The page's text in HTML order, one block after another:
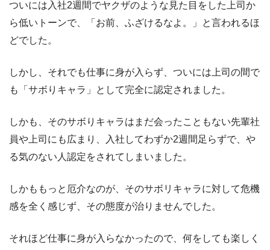
ついには入社2週間でヤクザのような見た目をした上司か
ら低いトーンで、「お前、ふざけるなよ。」と言われるほ
どでした。
しかし、それでも仕事に身が入らず、ついには上司の間で
も「サボりキャラ」として完全に認定されました。
しかも、そのサボりキャラはまだ会ったこともない先輩社
員や上司にも広まり、入社してわずか2週間足らずで、や
る気のない人認定をされてしまいました。
しかももっと厄介なのが、そのサボリキャラに対して危機
感を全く感じず、その態度が治りませんでした。
それほど仕事に身が入らなかったので、何をしても楽しく